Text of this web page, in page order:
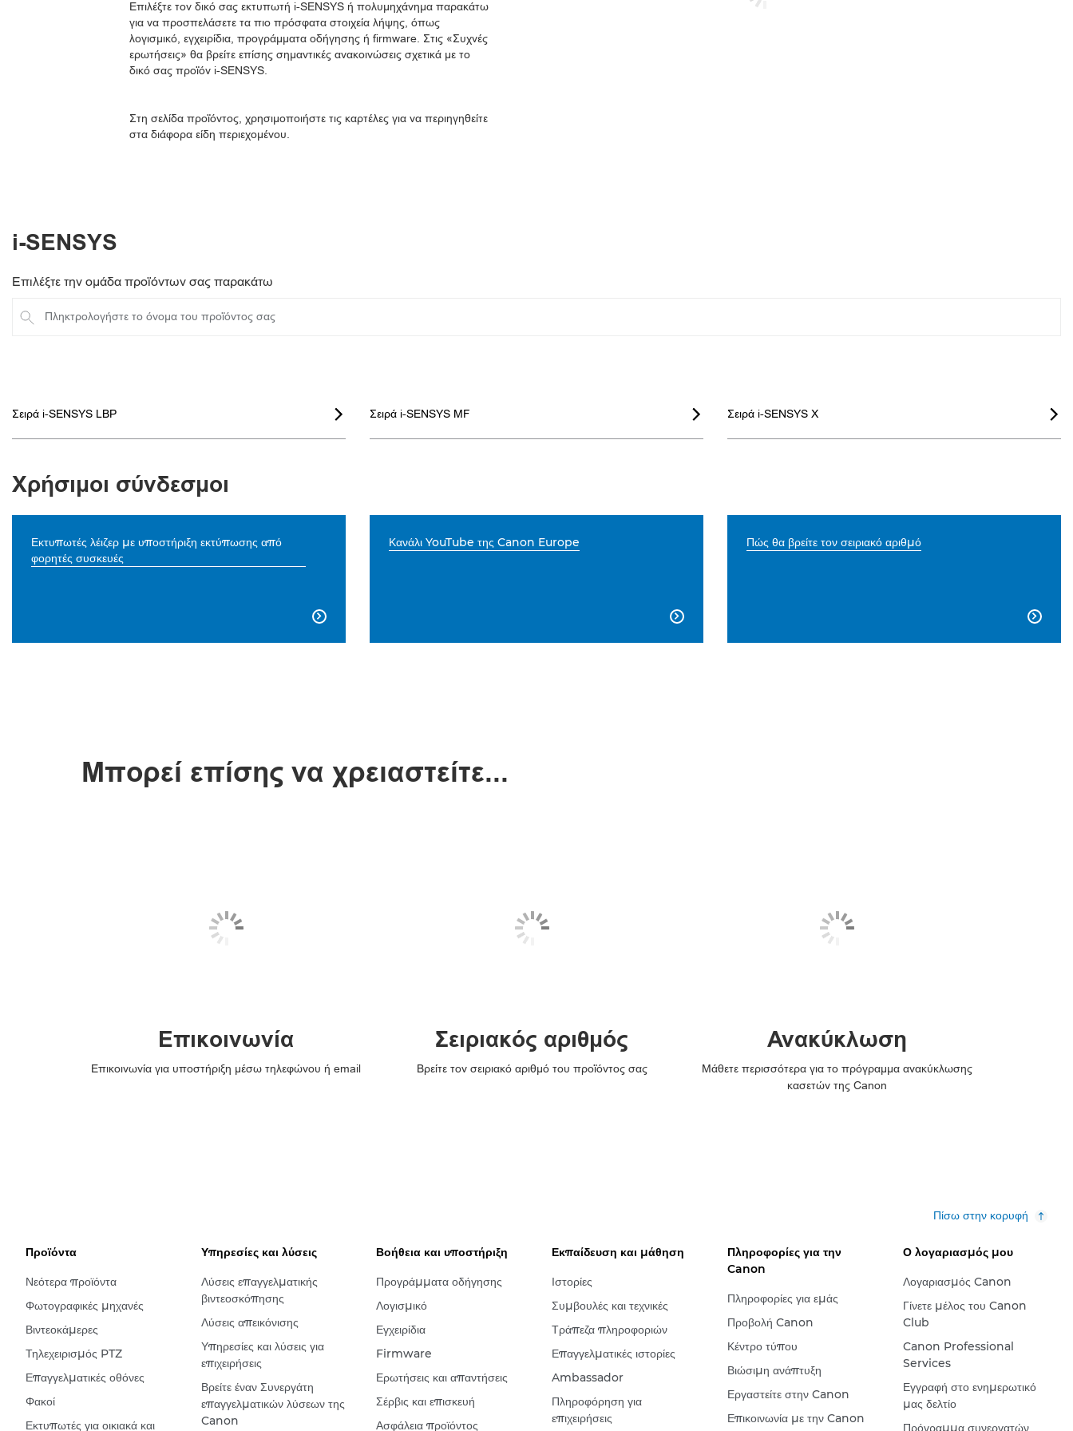
Επιλέξτε τον δικό σας εκτυπωτή i-SENSYS ή πολυμηχάνημα παρακάτω
για να προσπελάσετε τα πιο πρόσφατα στοιχεία λήψης, όπως
λογισμικό, εγχειρίδια, προγράμματα οδήγησης ή firmware. Στις «Συχνές
ερωτήσεις» θα βρείτε επίσης σημαντικές ανακοινώσεις σχετικά με το
δικό σας προϊόν i-SENSYS.
Στη σελίδα προϊόντος, χρησιμοποιήστε τις καρτέλες για να περιηγηθείτε
στα διάφορα είδη περιεχομένου.
i-SENSYS
Επιλέξτε την ομάδα προϊόντων σας παρακάτω
Πληκτρολογήστε το όνομα του προϊόντος σας
Σειρά i-SENSYS LBP  Σειρά i-SENSYS MF  Σειρά i-SENSYS X 
Χρήσιμοι σύνδεσμοι
Εκτυπωτές λέιζερ με υποστήριξη εκτύπωσης από
φορητές συσκευές

Κανάλι YouTube της Canon Europe

Πώς θα βρείτε τον σειριακό αριθμό

Μπορεί επίσης να χρειαστείτε...
Επικοινωνία
Επικοινωνία για υποστήριξη μέσω τηλεφώνου ή email
Σειριακός αριθμός
Βρείτε τον σειριακό αριθμό του προϊόντος σας
Ανακύκλωση
Μάθετε περισσότερα για το πρόγραμμα ανακύκλωσης
κασετών της Canon
Πίσω στην κορυφή
Προϊόντα
Νεότερα προϊόντα
Φωτογραφικές μηχανές
Βιντεοκάμερες
Τηλεχειρισμός PTZ
Επαγγελματικές οθόνες
Φακοί
Εκτυπωτές για οικιακά και
Υπηρεσίες και λύσεις
Λύσεις επαγγελματικής
βιντεοσκόπησης
Λύσεις απεικόνισης
Υπηρεσίες και λύσεις για
επιχειρήσεις
Βρείτε έναν Συνεργάτη
επαγγελματικών λύσεων της
Canon
Βοήθεια και υποστήριξη
Προγράμματα οδήγησης
Λογισμικό
Εγχειρίδια
Firmware
Ερωτήσεις και απαντήσεις
Σέρβις και επισκευή
Ασφάλεια προϊόντος
Εκπαίδευση και μάθηση
Ιστορίες
Συμβουλές και τεχνικές
Τράπεζα πληροφοριών
Επαγγελματικές ιστορίες
Ambassador
Πληροφόρηση για
επιχειρήσεις
Πληροφορίες για την
Canon
Πληροφορίες για εμάς
Προβολή Canon
Κέντρο τύπου
Βιώσιμη ανάπτυξη
Εργαστείτε στην Canon
Επικοινωνία με την Canon
Ο λογαριασμός μου
Λογαριασμός Canon
Γίνετε μέλος του Canon
Club
Canon Professional
Services
Εγγραφή στο ενημερωτικό
μας δελτίο
Πρόγραμμα συνεργατών